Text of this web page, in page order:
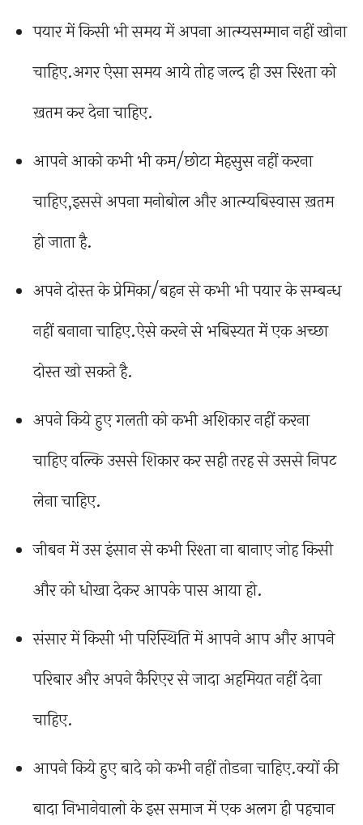
पयार में किसी भी समय में अपना आत्म्यसम्मान नहीं खोना
चाहिए.अगर ऐसा समय आये तोह जल्द ही उस रिश्ता को
ख़तम कर देना चाहिए.
आपने आको कभी भी कम/छोटा मेहसुस नहीं करना
चाहिए,इससे अपना मनोबोल और आत्म्यबिस्वास ख़तम
हो जाता है.
अपने दोस्त के प्रेमिका/बहन से कभी भी पयार के सम्बन्ध
नहीं बनाना चाहिए.ऐसे करने से भबिस्यत में एक अच्छा
दोस्त खो सकते है.
अपने किये हुए गलती को कभी अशिकार नहीं करना
चाहिए वल्कि उससे शिकार कर सही तरह से उससे निपट
लेना चाहिए.
जीबन में उस इंसान से कभी रिश्ता ना बानाए जोह किसी
और को धोखा देकर आपके पास आया हो.
संसार में किसी भी परिस्थिति में आपने आप और आपने
परिबार और अपने कैरिएर से जादा अहमियत नहीं देना
चाहिए.
आपने किये हुए बादे को कभी नहीं तोडना चाहिए.क्यों की
बादा निभानेवालो के इस समाज में एक अलग ही पहचान